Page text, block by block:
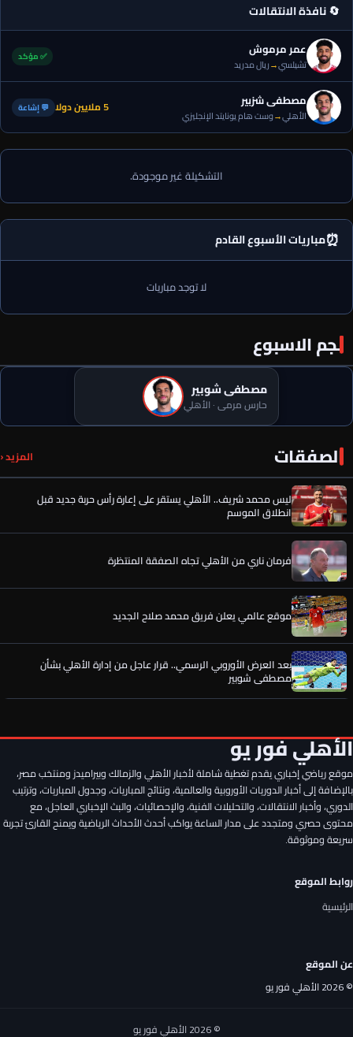
🔄 نافذة الانتقالات
عمر مرموش
تشيلسي→ريال مدريد
✅ مؤكد
مصطفى شزبير
الأهلي→وست هام يونايتد الإنجليزي 5 ملايين دولا 💬 إشاعة
التشكيلة غير موجودة.
⏰مباريات الأسبوع القادم
لا توجد مباريات
نجم الاسبوع
مصطفى شوبير
حارس مرمى · الأهلي
الصفقات المزيد ‹ الحسين عموتة
ليس محمد شريف.. الأهلي يستقر على إعارة رأس حربة جديد قبل
انطلاق الموسم
فرمان ناري من الأهلي تجاه الصفقة المنتظرة
موقع عالمي يعلن فريق محمد صلاح الجديد
بعد العرض الأوروبي الرسمي.. قرار عاجل من إدارة الأهلي بشأن
مصطفى شوبير
عن عمر الساعي.. أول رد فعل من المصري بعد تحركات الأهلي وقرار
الحسين عموتة
ليس محمد شريف.. الأهلي يستقر على إعارة رأس حربة جديد قبل
انطلاق الموسم
بعد العرض الأوروبي الرسمي.. قرار عاجل من إدارة الأهلي بشأن
الأهلي فور يو
موقع رياضي إخباري يقدم تغطية شاملة لأخبار الأهلي والزمالك وبيراميدز ومنتخب مصر،
بالإضافة إلى أخبار الدوريات الأوروبية والعالمية، ونتائج المباريات، وجدول المباريات، وترتيب
الدوري، وأخبار الانتقالات، والتحليلات الفنية، والإحصائيات، والبث الإخباري العاجل، مع
محتوى حصري ومتجدد على مدار الساعة يواكب أحدث الأحداث الرياضية ويمنح القارئ تجربة
سريعة وموثوقة.
روابط الموقع
الرئيسية
عن الموقع
© 2026 الأهلي فور يو
© 2026 الأهلي فور يو